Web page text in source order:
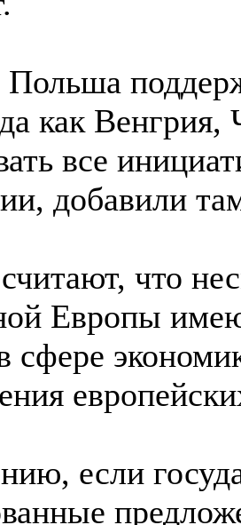
Польша
как
все
добавили
что
Европы
сфере
если